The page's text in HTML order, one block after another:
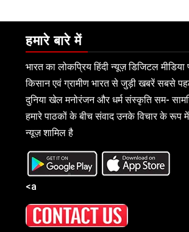
हमारे बारे में
भारत का लोकप्रिय हिंदी न्यूज़ डिजिटल मीडिया
किसान एवं ग्रामीण भारत से जुड़ी खबरें सबसे
दुनिया खेल मनोरंजन और धर्म संस्कृति सम-
हमारे पाठकों के बीच संवाद उनके विचार के रूप
न्यूज़ शामिल है
<a